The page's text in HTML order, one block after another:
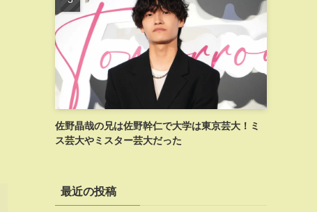
佐野晶哉の兄は佐野幹仁で大学は東京芸大！ミ
ス芸大やミスター芸大だった
最近の投稿